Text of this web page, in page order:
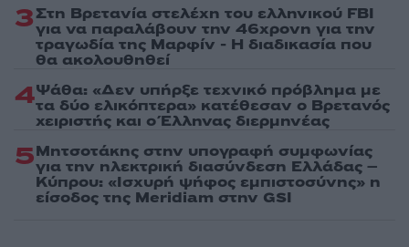
3Στη Βρετανία στελέχη του ελληνικού FBI
για να παραλάβουν την 46χρονη για την
τραγωδία της Μαρφίν - Η διαδικασία που
θα ακολουθηθεί
4Ψάθα: «Δεν υπήρξε τεχνικό πρόβλημα με
τα δύο ελικόπτερα» κατέθεσαν ο Βρετανός
χειριστής και ο Έλληνας διερμηνέας
5Μητσοτάκης στην υπογραφή συμφωνίας
για την ηλεκτρική διασύνδεση Ελλάδας –
Κύπρου: «Ισχυρή ψήφος εμπιστοσύνης» η
είσοδος της Meridiam στην GSI